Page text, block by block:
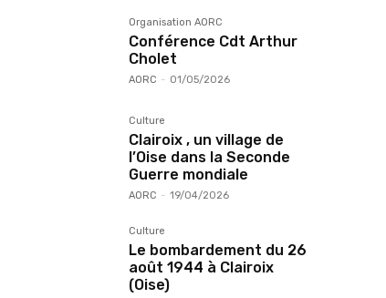
Organisation AORC
Conférence Cdt Arthur
Cholet
AORC - 01/05/2026
Culture
Clairoix , un village de
l’Oise dans la Seconde
Guerre mondiale
AORC - 19/04/2026
Culture
Le bombardement du 26
août 1944 à Clairoix
(Oise)